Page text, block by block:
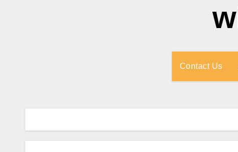
Contact Us